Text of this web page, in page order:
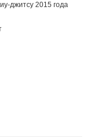
джитсу 2015 года